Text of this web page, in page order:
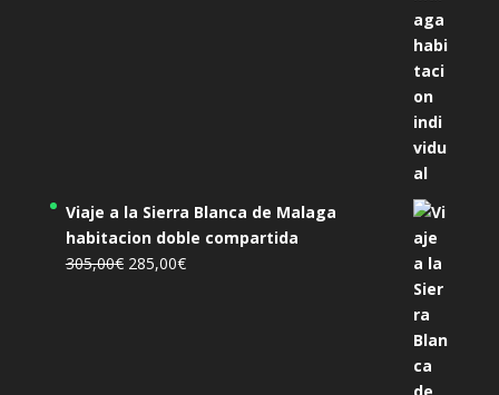
Viaje a la Sierra Blanca de Malaga
habitacion doble compartida
305,00€ El
285,00€El